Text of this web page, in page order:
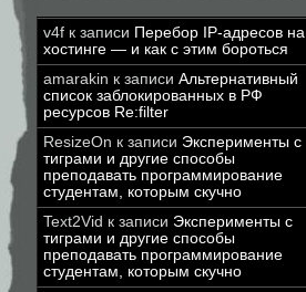
v4f к записи Перебор IP-адресов на
хостинге — и как с этим бороться
amarakin к записи Альтернативный
список заблокированных в РФ
ресурсов Re:filter
ResizeOn к записи Эксперименты с
тиграми и другие способы
преподавать программирование
студентам, которым скучно
Text2Vid к записи Эксперименты с
тиграми и другие способы
преподавать программирование
студентам, которым скучно